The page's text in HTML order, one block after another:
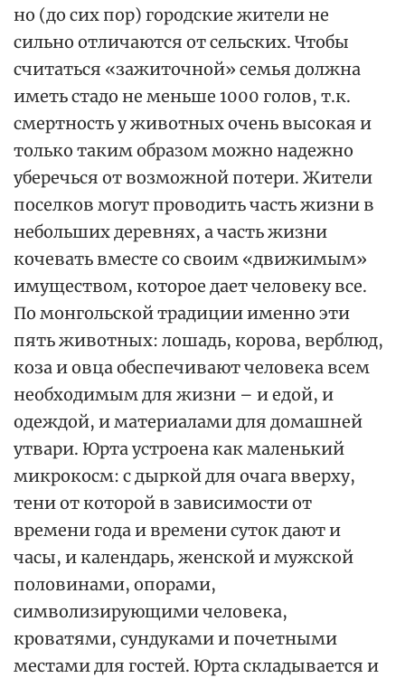
но (до сих пор) городские жители не
сильно отличаются от сельских. Чтобы
считаться «зажиточной» семья должна
иметь стадо не меньше 1000 голов, т.к.
смертность у животных очень высокая и
только таким образом можно надежно
уберечься от возможной потери. Жители
поселков могут проводить часть жизни в
небольших деревнях, а часть жизни
кочевать вместе со своим «движимым»
имуществом, которое дает человеку все.
По монгольской традиции именно эти
пять животных: лошадь, корова, верблюд,
коза и овца обеспечивают человека всем
необходимым для жизни – и едой, и
одеждой, и материалами для домашней
утвари. Юрта устроена как маленький
микрокосм: с дыркой для очага вверху,
тени от которой в зависимости от
времени года и времени суток дают и
часы, и календарь, женской и мужской
половинами, опорами,
символизирующими человека,
кроватями, сундуками и почетными
местами для гостей. Юрта складывается и